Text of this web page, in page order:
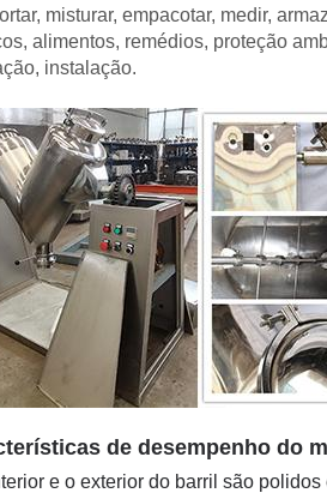
misturar, empacotar, medir,
alimentos, remédios, proteção
instalação.
de desempenho do
e o exterior do barril são